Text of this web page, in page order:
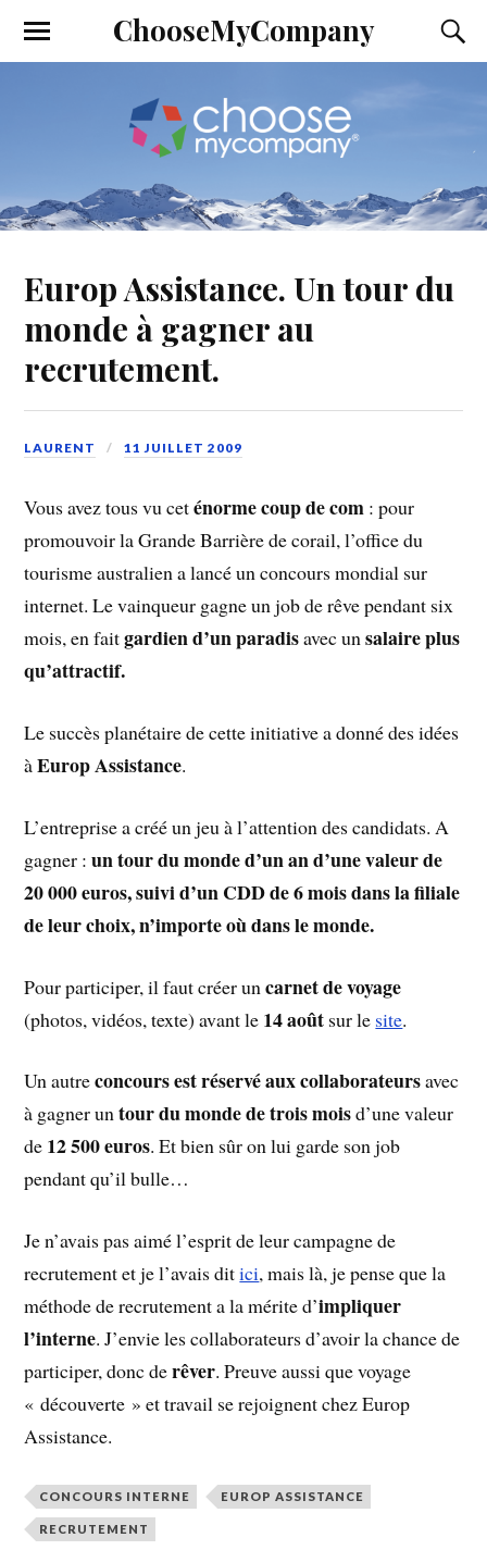
ChooseMyCompany
Europ Assistance. Un tour du
monde à gagner au
recrutement.
LAURENT 11 JUILLET 2009
Vous avez tous vu ceténorme coup de com : pour
promouvoir la Grande Barrière de corail, l’office du
tourisme australien a lancé un concours mondial sur
internet. Le vainqueur gagne un job de rêve pendant six
mois, en faitgardien d’un paradisavec unsalaire plus
qu’attractif.
Le succès planétaire de cette initiative a donné des idées
àEurop Assistance.
L’entreprise a créé un jeu à l’attention des candidats. A
gagner :un tour du monde d’un an d’une valeur de
20 000 euros, suivi d’un CDD de 6 mois dans la filiale
de leur choix, n’importe où dans le monde.
Pour participer, il faut créer uncarnet de voyage
(photos, vidéos, texte) avant le 14 août sur le site.
Un autreconcours est réservé aux collaborateursavec
à gagner untour du monde de trois moisd’une valeur
de 12 500 euros. Et bien sûr on lui garde son job
pendant qu’il bulle…
Je n’avais pas aimé l’esprit de leur campagne de
recrutement et je l’avais ditici, mais là, je pense que la
méthode de recrutement a la mérite d’impliquer
l’interne. J’envie les collaborateurs d’avoir la chance de
participer, donc derêver. Preuve aussi que voyage
« découverte » et travail se rejoignent chez Europ
Assistance.
CONCOURS INTERNE EUROP ASSISTANCE
RECRUTEMENT